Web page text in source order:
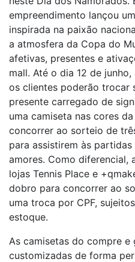
empreendimento lançou
inspirada na paixão
a atmosfera da Copa do
afetivas, presentes e
mall. Até o dia 12 de
os clientes poderão trocar
presente carregado de
uma camiseta nas cores
concorrer ao sorteio de
para assistirem às
amores. Como diferencial,
lojas Tennis Place e
dobro para concorrer ao
uma troca por CPF,
estoque.
As camisetas do compre e
customizadas de forma